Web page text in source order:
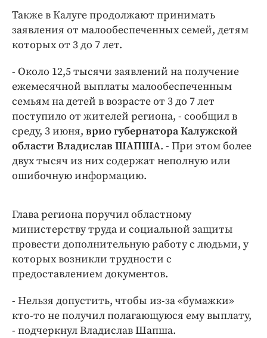
Также в Калуге продолжают принимать
заявления от малообеспеченных семей, детям
которых от 3 до 7 лет.
- Около 12,5 тысячи заявлений на получение
ежемесячной выплаты малообеспеченным
семьям на детей в возрасте от 3 до 7 лет
поступило от жителей региона, - сообщил в
среду, 3 июня, врио губернатора Калужской
области Владислав ШАПША. - При этом более
двух тысяч из них содержат неполную или
ошибочную информацию.
Глава региона поручил областному
министерству труда и социальной защиты
провести дополнительную работу с людьми, у
которых возникли трудности с
предоставлением документов.
- Нельзя допустить, чтобы из-за «бумажки»
кто-то не получил полагающуюся ему выплату,
- подчеркнул Владислав Шапша.